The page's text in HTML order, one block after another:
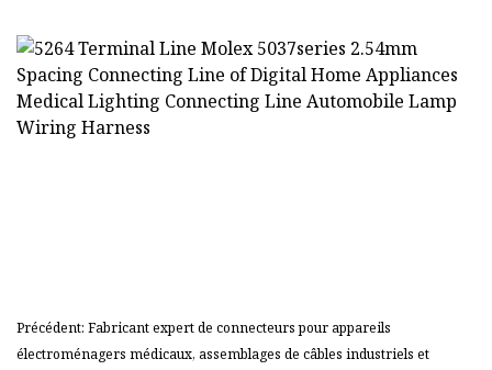
Précédent: Fabricant expert de connecteurs pour appareils
électroménagers médicaux, assemblages de câbles industriels et